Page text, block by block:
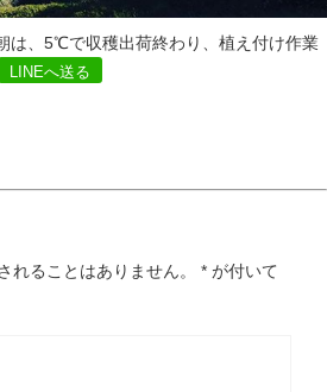
は、5℃で収穫出荷終わり、植え付け作業
LINEへ送る
れることはありません。 * が付いて